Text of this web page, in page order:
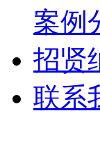
案例
招贤
联系